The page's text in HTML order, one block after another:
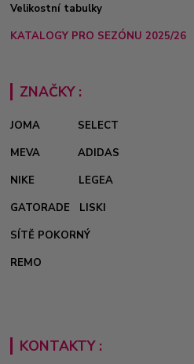
Velikostní tabulky
KATALOGY PRO SEZÓNU 2025/26
ZNAČKY :
JOMA
SELECT
MEVA
ADIDAS
NIKE
LEGEA
GATORADE
LISKI
SÍTĚ POKORNÝ
REMO
KONTAKTY :